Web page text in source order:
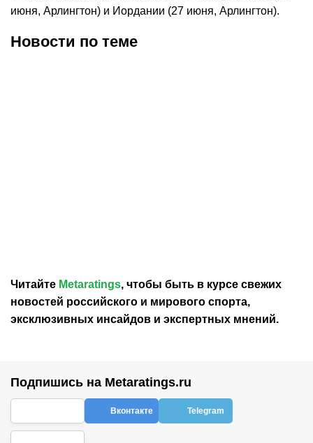
июня, Арлингтон) и Иордании (27 июня, Арлингтон).
Новости по теме
Читайте Metaratings, чтобы быть в курсе свежих
новостей российского и мирового спорта,
эксклюзивных инсайдов и экспертных мнений.
Подпишись на Metaratings.ru
Вконтакте Telegram